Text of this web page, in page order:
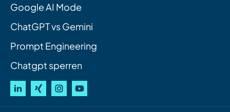
Google AI Mode
ChatGPT vs Gemini
Prompt Engineering
Chatgpt sperren